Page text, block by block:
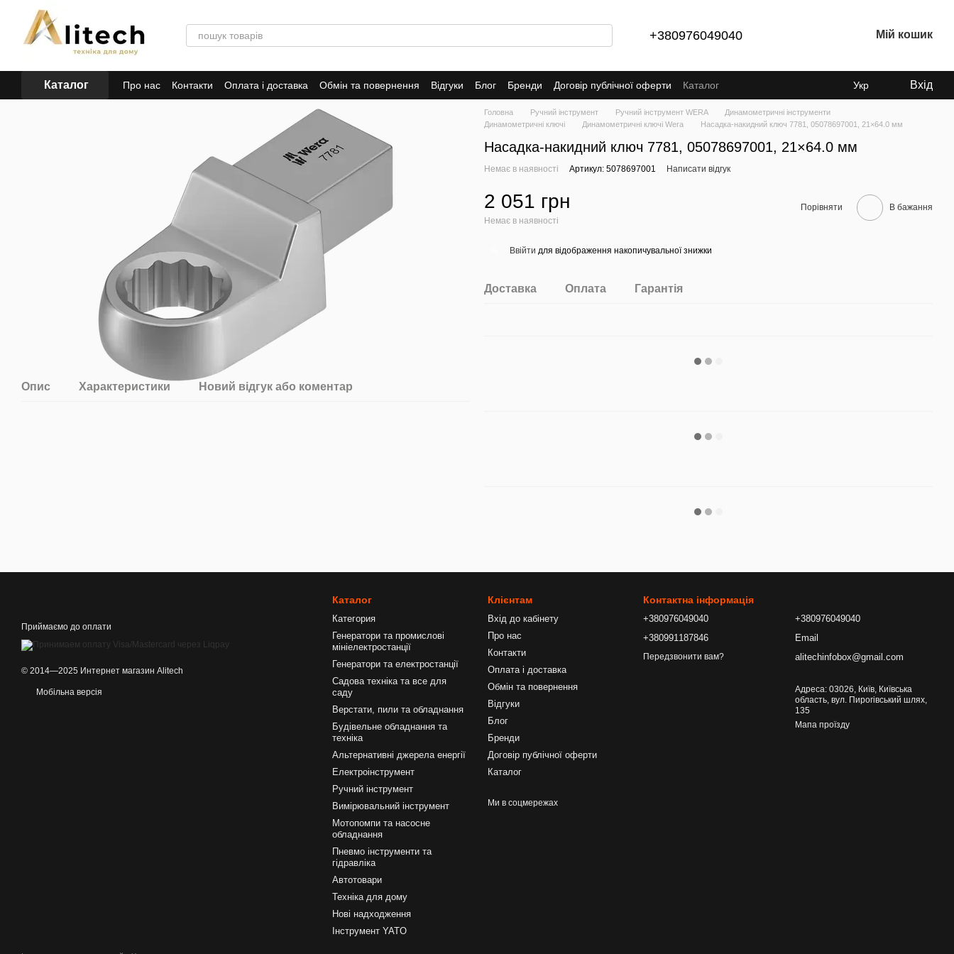
Перейти до основного контенту
+380976049040 Мій кошик
Каталог Про нас Контакти Оплата і доставка Обмін та повернення Відгуки Блог Бренди Договір публічної оферти Каталог Укр Вхід
Опис Характеристики Новий відгук або коментар
Головна Ручний інструмент Ручний інструмент WERA
Динамометричні інструменти
Динамометричні ключі
Динамометричні ключі Wera Насадка-накидний ключ 7781, 05078697001, 21×64.0 мм
Насадка-накидний ключ 7781, 05078697001, 21×64.0 мм
Немає в наявності Артикул: 5078697001 Написати відгук
2 051 грн
Немає в наявності
Порівняти В бажання
Ввійти для відображення накопичувальної знижки
Доставка Оплата Гарантія
Приймаємо до оплати
© 2014—2025 Интернет магазин Alitech
Мобільна версія
Каталог
Категория
Генератори та промислові
мініелектростанції
Генератори та електростанції
Садова техніка та все для
саду
Верстати, пили та обладнання
Будівельне обладнання та
техніка
Альтернативні джерела енергії
Електроінструмент
Ручний інструмент
Вимірювальний інструмент
Мотопомпи та насосне
обладнання
Пневмо інструменти та
гідравліка
Автотовари
Техніка для дому
Нові надходження
Інструмент YATO
Клієнтам
Вхід до кабінету
Про нас
Контакти
Оплата і доставка
Обмін та повернення
Відгуки
Блог
Бренди
Договір публічної оферти
Каталог
Ми в соцмережах
Контактна інформація
+380976049040
+380991187846
Передзвонити вам?
+380976049040
Email
alitechinfobox@gmail.com
Адреса: 03026, Київ, Київська
область, вул. Пирогівський шлях,
135
Мапа проїзду